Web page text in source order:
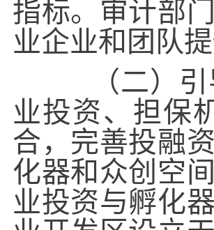
指标。审计部
业企业和团队
（二）引导
业投资、担保
合，完善投融
化器和众创空
业投资与孵化